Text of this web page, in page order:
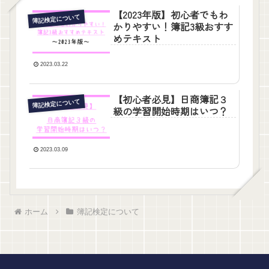
簿記検定について
【2023年版】初心者でもわ
かりやすい！簿記3級おすす
めテキスト
2023.03.22
簿記検定について
【初心者必見】日商簿記３
級の学習開始時期はいつ？
2023.03.09
ホーム 簿記検定について